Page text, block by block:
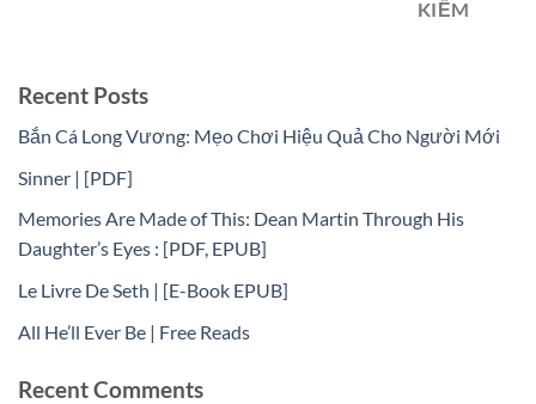
KIẾM
Recent Posts
Bắn Cá Long Vương: Mẹo Chơi Hiệu Quả Cho Người Mới
Sinner | [PDF]
Memories Are Made of This: Dean Martin Through His
Daughter’s Eyes : [PDF, EPUB]
Le Livre De Seth | [E-Book EPUB]
All He’ll Ever Be | Free Reads
Recent Comments